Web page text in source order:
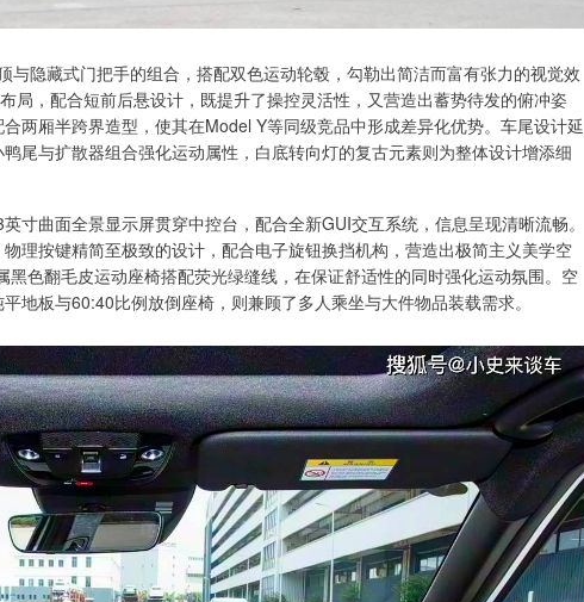
隐藏式门把手的组合，搭配双色运动轮毂，勾勒出简洁而富有张力的视觉效
局，配合短前后悬设计，既提升了操控灵活性，又营造出蓄势待发的俯冲姿
两厢半跨界造型，使其在Model Y等同级竞品中形成差异化优势。车尾设计延
尾与扩散器组合强化运动属性，白底转向灯的复古元素则为整体设计增添细
寸曲面全景显示屏贯穿中控台，配合全新GUI交互系统，信息呈现清晰流畅。
理按键精简至极致的设计，配合电子旋钮换挡机构，营造出极简主义美学空
色翻毛皮运动座椅搭配荧光绿缝线，在保证舒适性的同时强化运动氛围。空
地板与60:40比例放倒座椅，则兼顾了多人乘坐与大件物品装载需求。